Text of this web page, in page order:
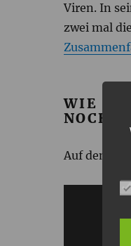
Viren. In
zwei mal
WIE
NOCH
Auf den